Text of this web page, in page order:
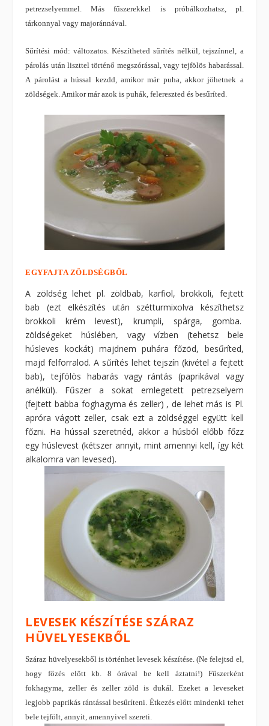
petrezselyemmel. Más fűszerekkel is próbálkozhatsz, pl.
tárkonnyal vagy majoránnával.
Sűrítési mód: változatos. Készítheted sűrítés nélkül, tejszínnel, a
párolás után liszttel történő megszórással, vagy tejfölös habarással.
A párolást a hússal kezdd, amikor már puha, akkor jöhetnek a
zöldségek. Amikor már azok is puhák, felereszted és besűríted.
EGYFAJTA ZÖLDSÉGBŐL
A zöldség lehet pl. zöldbab, karfiol, brokkoli, fejtett
bab (ezt elkészítés után szétturmixolva készíthetsz
brokkoli krém levest), krumpli, spárga, gomba.
zöldségeket húslében, vagy vízben (tehetsz bele
húsleves kockát) majdnem puhára főzöd, besűríted,
majd felforralod. A sűrítés lehet tejszín (kivétel a fejtett
bab), tejfölös habarás vagy rántás (paprikával vagy
anélkül). Fűszer a sokat emlegetett petrezselyem
(fejtett babba foghagyma és zeller) , de lehet más is Pl.
apróra vágott zeller, csak ezt a zöldséggel együtt kell
főzni. Ha hússal szeretnéd, akkor a húsból előbb főzz
egy húslevest (kétszer annyit, mint amennyi kell, így két
alkalomra van levesed).
LEVESEK KÉSZÍTÉSE SZÁRAZ
HÜVELYESEKBŐL
Száraz hüvelyesekből is történhet levesek készítése. (Ne felejtsd el,
hogy főzés előtt kb. 8 órával be kell áztatni!) Fűszerként
fokhagyma, zeller és zeller zöld is dukál. Ezeket a leveseket
legjobb paprikás rántással besűríteni. Étkezés előtt mindenki tehet
bele tejfölt, annyit, amennyivel szereti.